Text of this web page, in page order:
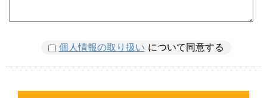
個人情報の取り扱い について同意する